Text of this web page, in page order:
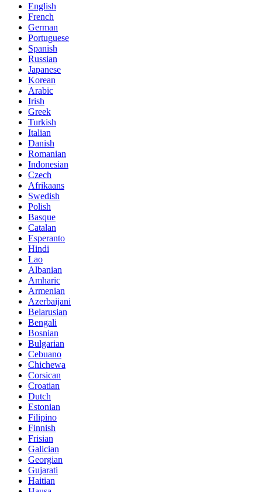
English
French
German
Portuguese
Spanish
Russian
Japanese
Korean
Arabic
Irish
Greek
Turkish
Italian
Danish
Romanian
Indonesian
Czech
Afrikaans
Swedish
Polish
Basque
Catalan
Esperanto
Hindi
Lao
Albanian
Amharic
Armenian
Azerbaijani
Belarusian
Bengali
Bosnian
Bulgarian
Cebuano
Chichewa
Corsican
Croatian
Dutch
Estonian
Filipino
Finnish
Frisian
Galician
Georgian
Gujarati
Haitian